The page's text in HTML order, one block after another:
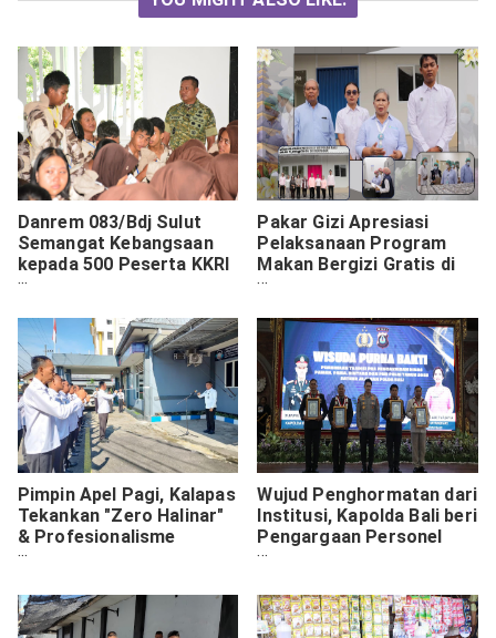
Danrem 083/Bdj Sulut
Semangat Kebangsaan
kepada 500 Peserta KKRI
di Kediri
Pakar Gizi Apresiasi
Pelaksanaan Program
Makan Bergizi Gratis di
SPPG Polda Bali
Pimpin Apel Pagi, Kalapas
Tekankan "Zero Halinar"
& Profesionalisme
Petugas
Wujud Penghormatan dari
Institusi, Kapolda Bali beri
Pengargaan Personel
yang memasuki masa